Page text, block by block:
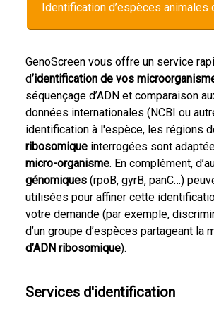
Identification d’espèces animales
GenoScreen vous offre un service
d’identification de vos
séquençage d’ADN et comparaison
données internationales (NCBI ou
identification à l'espèce, les régions
ribosomique interrogées sont
micro-organisme. En complément,
génomiques (rpoB, gyrB, panC…)
utilisées pour affiner cette
votre demande (par exemple,
d’un groupe d’espèces partageant la
d’ADN ribosomique).
Services d'identification